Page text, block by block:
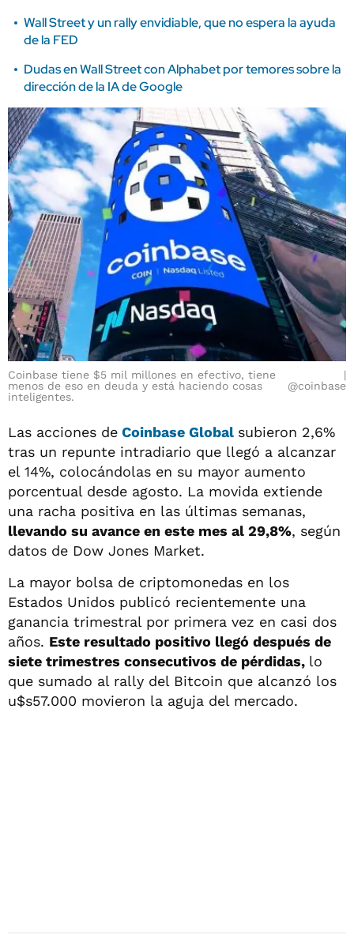
Wall Street y un rally envidiable, que no espera la ayuda
de la FED
Dudas en Wall Street con Alphabet por temores sobre la
dirección de la IA de Google
Coinbase tiene $5 mil millones en efectivo, tiene
menos de eso en deuda y está haciendo cosas
inteligentes.
@coinbase
Las acciones de Coinbase Global subieron 2,6%
tras un repunte intradiario que llegó a alcanzar
el 14%, colocándolas en su mayor aumento
porcentual desde agosto. La movida extiende
una racha positiva en las últimas semanas,
llevando su avance en este mes al 29,8%, según
datos de Dow Jones Market.
La mayor bolsa de criptomonedas en los
Estados Unidos publicó recientemente una
ganancia trimestral por primera vez en casi dos
años. Este resultado positivo llegó después de
siete trimestres consecutivos de pérdidas, lo
que sumado al rally del Bitcoin que alcanzó los
u$s57.000 movieron la aguja del mercado.